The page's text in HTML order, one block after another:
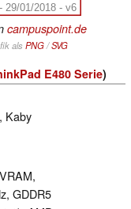
29/01/2018 - v6
campuspoint.de
als PNG/SVG
E480 Serie)
Kaby
GDDR5